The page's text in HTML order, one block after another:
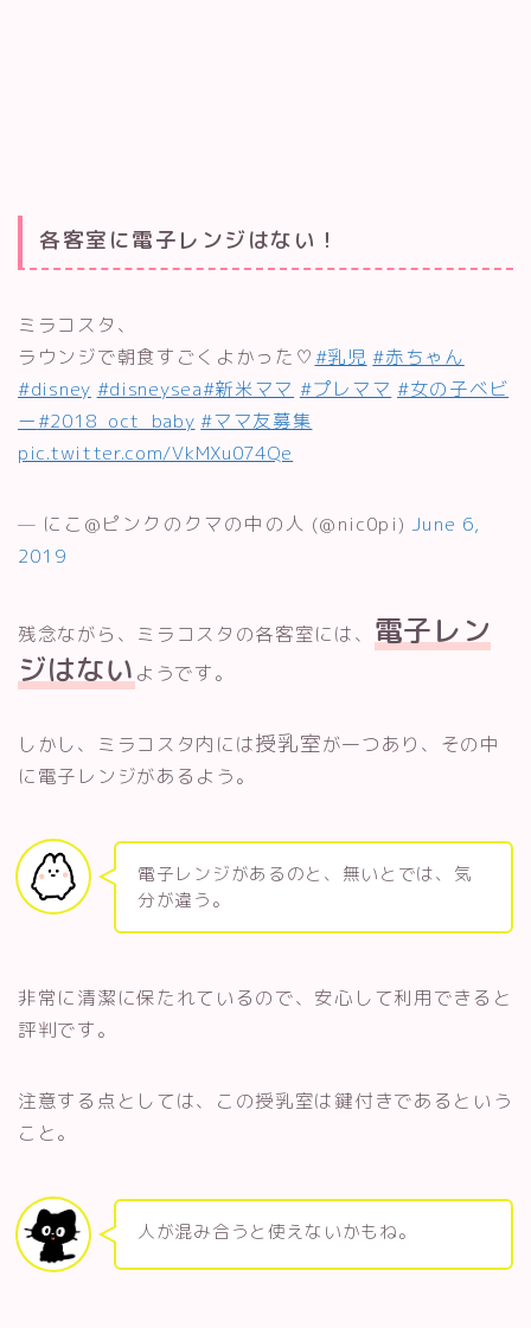
各客室に電子レンジはない！
ミラコスタ、
ラウンジで朝食すごくよかった♡ #乳児 #赤ちゃん
#disney #disneysea#新米ママ #プレママ #女の子ベビ
ー#2018_oct_baby #ママ友募集
pic.twitter.com/VkMXu074Qe
— にこ@ピンクのクマの中の人 (@nic0pi) June 6,
2019
残念ながら、ミラコスタの各客室には、 電子レン
ジはない ようです。
しかし、ミラコスタ内には授乳室が一つあり、その中
に電子レンジがあるよう。
電子レンジがあるのと、無いとでは、気
分が違う。
非常に清潔に保たれているので、安心して利用できると
評判です。
注意する点としては、この授乳室は鍵付きであるという
こと。
人が混み合うと使えないかもね。